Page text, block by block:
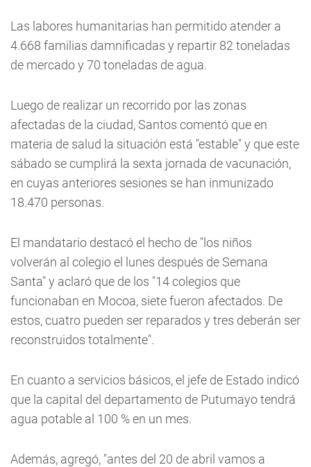
Las labores humanitarias han permitido atender a
4.668 familias damnificadas y repartir 82 toneladas
de mercado y 70 toneladas de agua.
Luego de realizar un recorrido por las zonas
afectadas de la ciudad, Santos comentó que en
materia de salud la situación está "estable" y que este
sábado se cumplirá la sexta jornada de vacunación,
en cuyas anteriores sesiones se han inmunizado
18.470 personas.
El mandatario destacó el hecho de "los niños
volverán al colegio el lunes después de Semana
Santa" y aclaró que de los "14 colegios que
funcionaban en Mocoa, siete fueron afectados. De
estos, cuatro pueden ser reparados y tres deberán ser
reconstruidos totalmente".
En cuanto a servicios básicos, el jefe de Estado indicó
que la capital del departamento de Putumayo tendrá
agua potable al 100 % en un mes.
Además, agregó, "antes del 20 de abril vamos a